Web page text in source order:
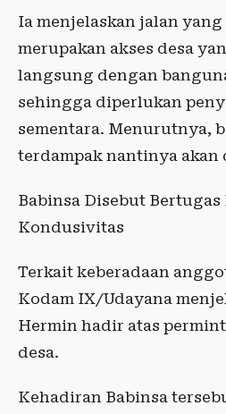
Ia menjelaskan jalan
merupakan akses desa
langsung dengan
sehingga diperlukan
sementara. Menurutnya,
terdampak nantinya
Babinsa Disebut Bertugas
Kondusivitas
Terkait keberadaan
Kodam IX/Udayana
Hermin hadir atas
desa.
Kehadiran Babinsa